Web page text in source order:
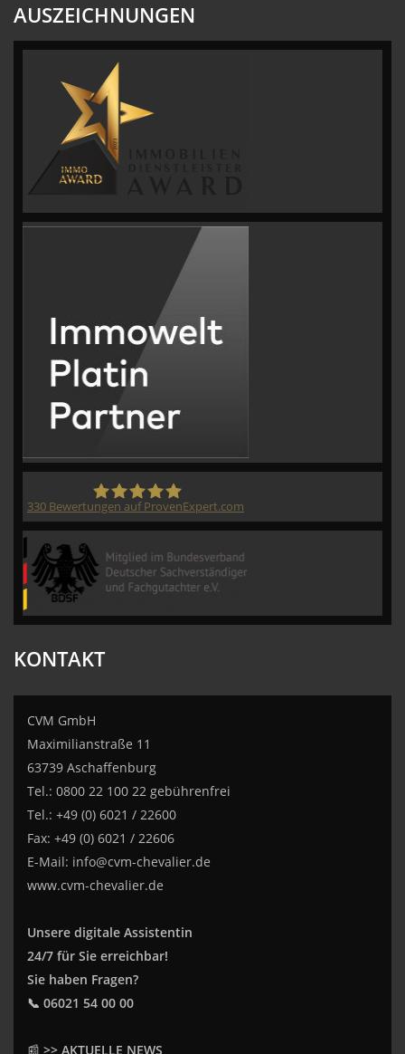
AUSZEICHNUNGEN
330 Bewertungen auf ProvenExpert.com
KONTAKT
CVM GmbH
Maximilianstraße 11
63739 Aschaffenburg
Tel.: 0800 22 100 22 gebührenfrei
Tel.: +49 (0) 6021 / 22600
Fax: +49 (0) 6021 / 22606
E-Mail: info@cvm-chevalier.de
www.cvm-chevalier.de
Unsere digitale Assistentin
24/7 für Sie erreichbar!
Sie haben Fragen?
📞 06021 54 00 00
📰 >> AKTUELLE NEWS